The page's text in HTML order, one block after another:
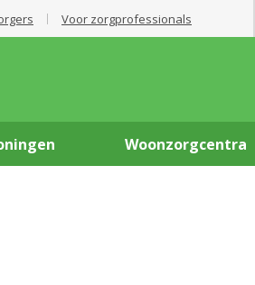
Voor zorgprofessionals
Woonzorgcentra